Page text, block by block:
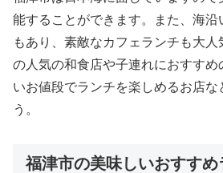
能することができます。また、海沿
もあり、素敵なカフェランチも大
の人気の和食店や子連れにおすす
いお値段でランチを楽しめるお店な
う。
福津市の美味しいおすすめ